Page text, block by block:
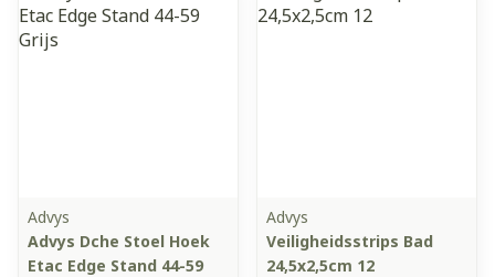
Advys
Advys Dche Stoel Hoek
Etac Edge Stand 44-59
Advys
Veiligheidsstrips Bad
24,5x2,5cm 12